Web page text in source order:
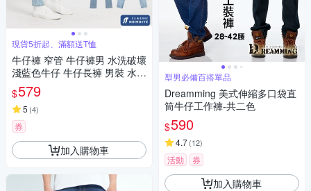
現貨5折起、滿額送T恤
牛仔褲 窄管 牛仔褲男 水洗破壞
淺藍色牛仔 牛仔長褲 男裝 水洗
M-3L 多款 現貨 【NoMorre】#
5515
$579
5 (4)
券
加入購物車
型男必備百搭單品
Dreamming 美式伸縮多口袋直
筒牛仔工作褲-共二色
$590
4.7(12)
活動 券
加入購物車